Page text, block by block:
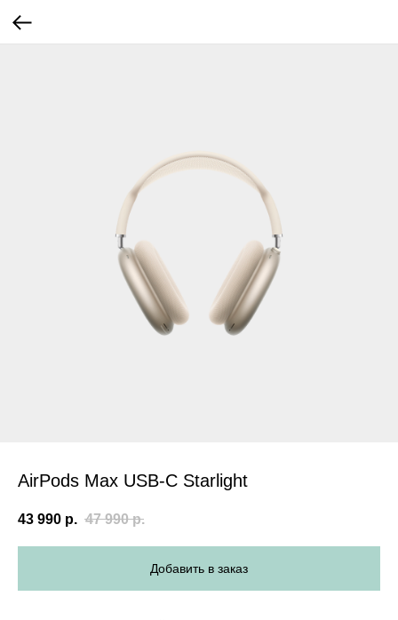
AirPods Max USB-C Starlight
43 990 р. 47 990 р.
Добавить в заказ